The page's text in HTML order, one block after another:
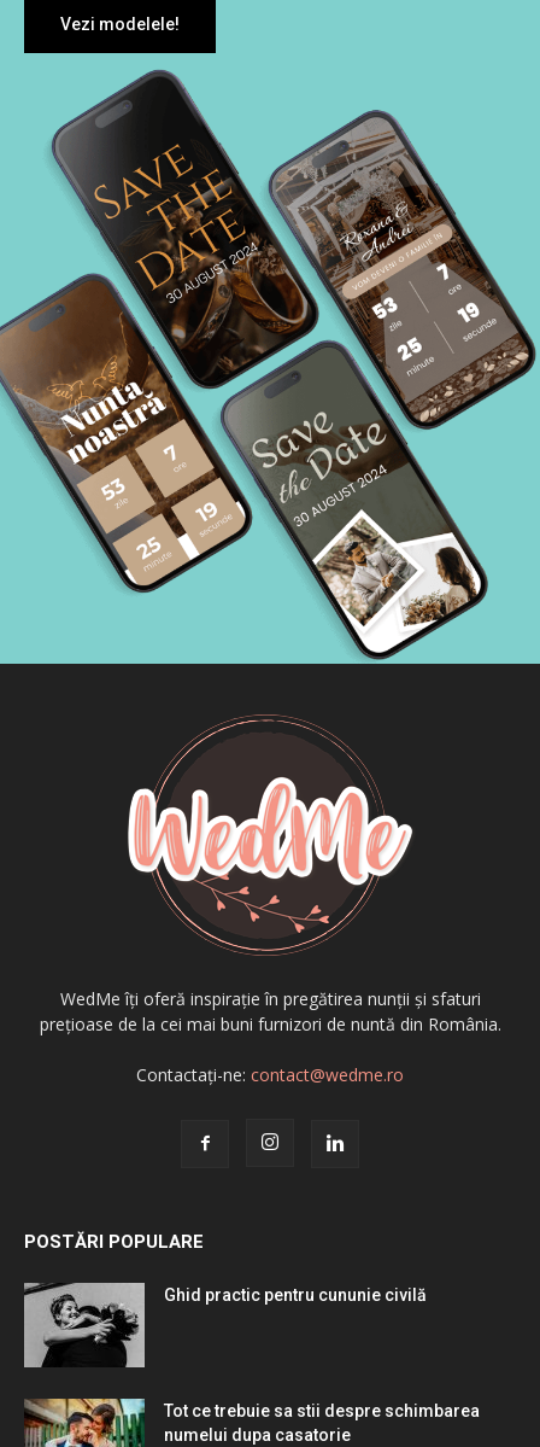
Vezi modelele!
WedMe îți oferă inspirație în pregătirea nunții și sfaturi
prețioase de la cei mai buni furnizori de nuntă din România.
Contactați-ne: contact@wedme.ro
POSTĂRI POPULARE
Ghid practic pentru cununie civilă
Tot ce trebuie sa stii despre schimbarea
numelui dupa casatorie